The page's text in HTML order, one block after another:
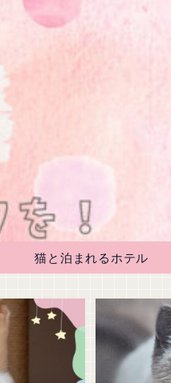
猫と泊まれるホテル